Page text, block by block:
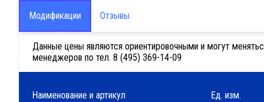
Модификации Отзывы
Данные цены являются ориентировочными и могут
менеджеров по тел. 8 (495) 369-14-09
Наименование и артикул Ед. изм.